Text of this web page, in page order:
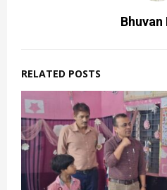
Bhuvan
RELATED POSTS